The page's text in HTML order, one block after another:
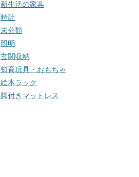
新生活の家具
時計
未分類
照明
玄関収納
知育玩具・おもちゃ
絵本ラック
脚付きマットレス